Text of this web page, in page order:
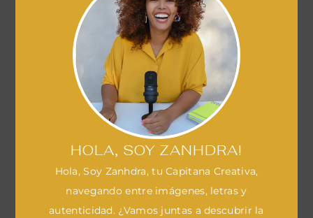
HOLA, SOY ZANHDRA!
Hola, Soy Zanhdra, tu Capitana Creativa,
navegando entre imágenes, letras y
autenticidad. ¿Vamos juntas a descubrir la